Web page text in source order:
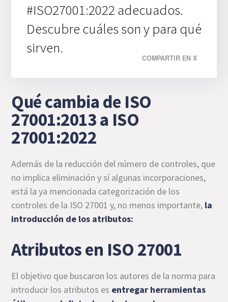
#ISO27001:2022 adecuados.
Descubre cuáles son y para qué
sirven.
COMPARTIR EN X
Qué cambia de ISO
27001:2013 a ISO
27001:2022
Además de la reducción del número de controles, que
no implica eliminación y sí algunas incorporaciones,
está la ya mencionada categorización de los
controles de la ISO 27001 y, no menos importante, la
introducción de los atributos:
Atributos en ISO 27001
El objetivo que buscaron los autores de la norma para
introducir los atributos es entregar herramientas